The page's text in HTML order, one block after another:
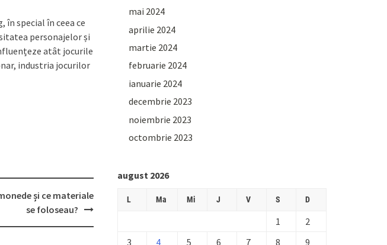
special în ceea ce
personajelor și
atât jocurile
industria jocurilor
și ce materiale
se foloseau?
mai 2024
aprilie 2024
martie 2024
februarie 2024
ianuarie 2024
decembrie 2023
noiembrie 2023
octombrie 2023
august 2026
L Ma Mi J V S D
1
2
3
4 5 6 7 8 9